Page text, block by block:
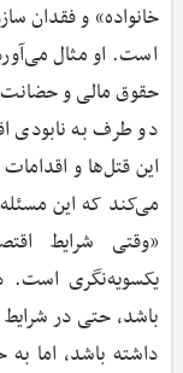
خانواده» و فقدان
است. او مثال
حقوق مالی و
دو طرف به نابودی
این قتل‌ها و
می‌کند که این
«وقتی شرایط
یکسویه‌نگری است.
باشد، حتی در
داشته باشد، اما